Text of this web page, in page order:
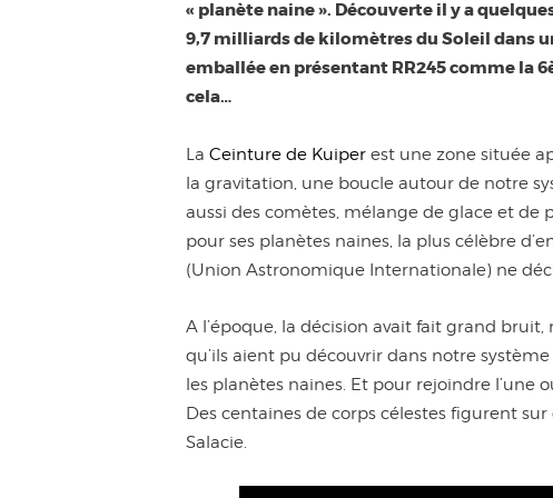
« planète naine ». Découverte il y a
9,7 milliards de kilomètres du Soleil dans
emballée en présentant RR245 comme la
cela…
La Ceinture de Kuiper est une zone située
la gravitation, une boucle autour de notre
aussi des comètes, mélange de glace et de
pour ses planètes naines, la plus célèbre
(Union Astronomique Internationale) ne
A l’époque, la décision avait fait grand
qu’ils aient pu découvrir dans notre
les planètes naines. Et pour rejoindre l’une
Des centaines de corps célestes figurent
Salacie.